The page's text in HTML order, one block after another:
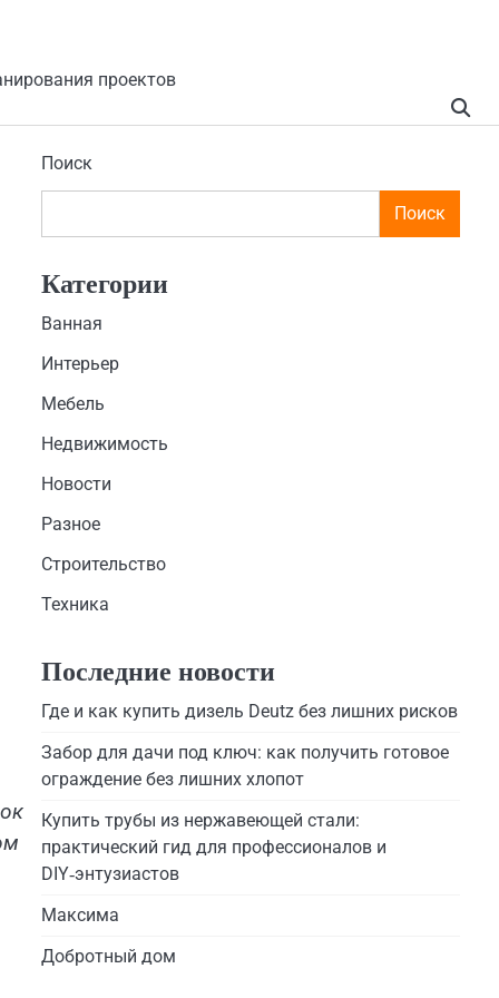
проектов
Поиск
Поиск
Категории
Ванная
Интерьер
Мебель
Недвижимость
Новости
Разное
Строительство
Техника
Последние новости
Где и как купить дизель Deutz без лишних рисков
Забор для дачи под ключ: как получить готовое
ограждение без лишних хлопот
Купить трубы из нержавеющей стали:
практический гид для профессионалов и
DIY‑энтузиастов
Максима
Добротный дом